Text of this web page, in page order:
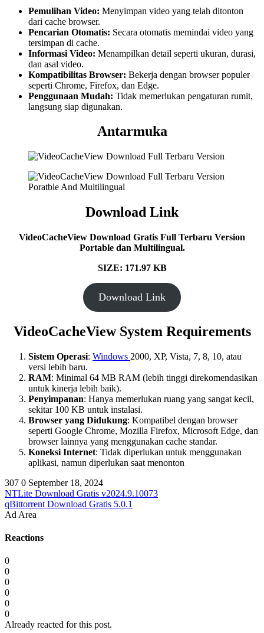
Pemulihan Video: Menyimpan video yang telah ditonton
dari cache browser.
Pencarian Otomatis: Secara otomatis memindai video yang
tersimpan di cache.
Informasi Video: Menampilkan detail seperti ukuran, durasi,
dan asal video.
Kompatibilitas Browser: Bekerja dengan browser populer
seperti Chrome, Firefox, dan Edge.
Penggunaan Mudah: Tidak memerlukan pengaturan rumit,
langsung siap digunakan.
Antarmuka
Download Link
VideoCacheView Download Gratis Full Terbaru Version
Portable dan Multilingual.
SIZE: 171.97 KB
Download Link
VideoCacheView System Requirements
Sistem Operasi: Windows 2000, XP, Vista, 7, 8, 10, atau
versi lebih baru.
RAM: Minimal 64 MB RAM (lebih tinggi direkomendasikan
untuk kinerja lebih baik).
Penyimpanan: Hanya memerlukan ruang yang sangat kecil,
sekitar 100 KB untuk instalasi.
Browser yang Didukung: Kompatibel dengan browser
seperti Google Chrome, Mozilla Firefox, Microsoft Edge, dan
browser lainnya yang menggunakan cache standar.
Koneksi Internet: Tidak diperlukan untuk menggunakan
aplikasi, namun diperlukan saat menonton
307 0 September 18, 2024
NTLite Download Gratis v2024.9.10073
qBittorrent Download Gratis 5.0.1
Ad Area
Reactions
0
0
0
0
0
0
Already reacted for this post.